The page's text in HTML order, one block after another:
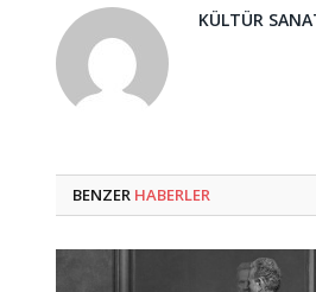
KÜLTÜR
BENZER HABERLER